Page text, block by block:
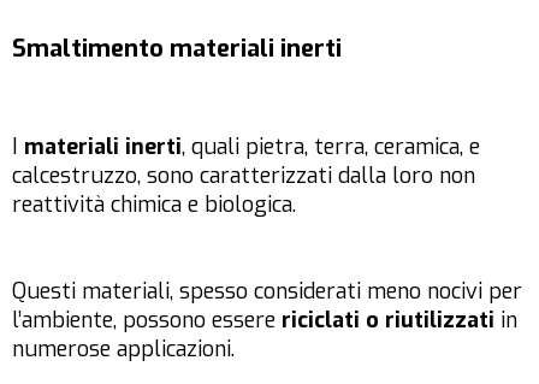
Smaltimento materiali inerti
I materiali inerti, quali pietra, terra, ceramica, e
calcestruzzo, sono caratterizzati dalla loro non
reattività chimica e biologica.
Questi materiali, spesso considerati meno nocivi per
l’ambiente, possono essere riciclati o riutilizzati in
numerose applicazioni.